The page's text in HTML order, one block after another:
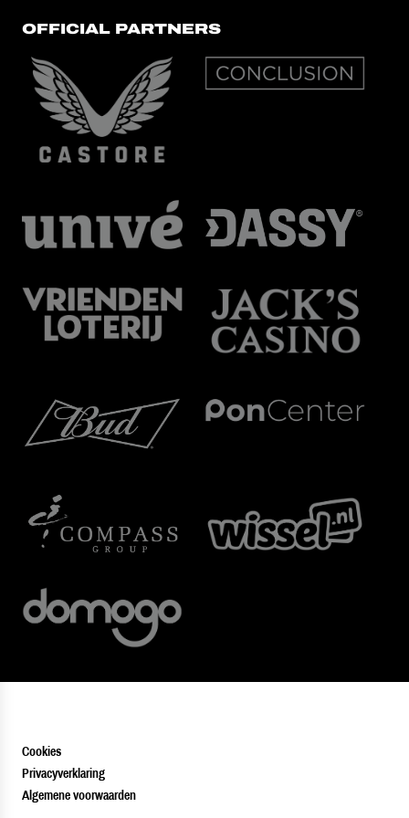
OFFICIAL PARTNERS
Cookies
Privacyverklaring
Algemene voorwaarden